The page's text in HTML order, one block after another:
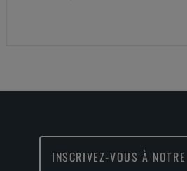
INSCRIVEZ-VOUS À